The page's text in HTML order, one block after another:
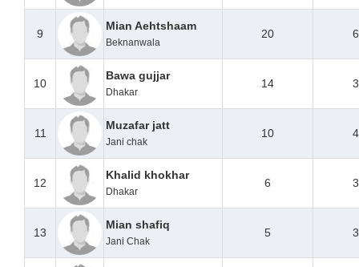
9
Mian Aehtshaam
Beknanwala
20
10
Bawa gujjar
Dhakar
14
11
Muzafar jatt
Jani chak
10
12
Khalid khokhar
Dhakar
6
13
Mian shafiq
Jani Chak
5